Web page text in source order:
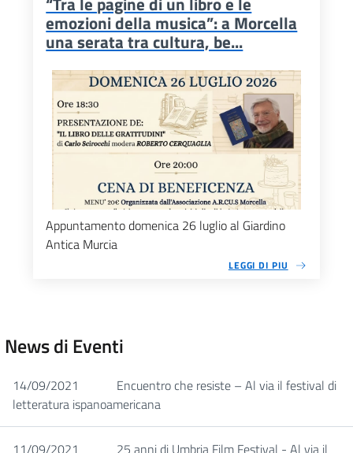
emozioni della musica”: a Morcella
una serata tra cultura, be...
Appuntamento domenica 26 luglio al Giardino
Antica Murcia
LEGGI DI PIU
News di Eventi
14/09/2021
Encuentro che resiste – Al via il festival di
letteratura ispanoamericana
11/09/2021 25 anni di Umbria Film Festival - Al via il